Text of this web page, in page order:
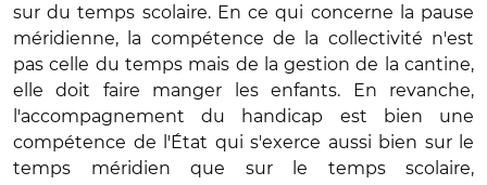
sur du temps scolaire. En ce qui concerne la pause
méridienne, la compétence de la collectivité n'est
pas celle du temps mais de la gestion de la cantine,
elle doit faire manger les enfants. En revanche,
l'accompagnement du handicap est bien une
compétence de l'État qui s'exerce aussi bien sur le
temps méridien que sur le temps scolaire,